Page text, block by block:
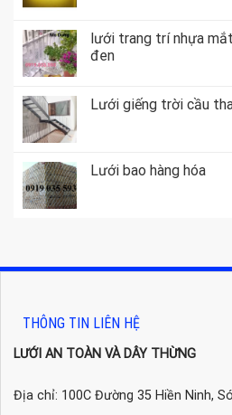
lưới trang trí nhựa
đen
Lưới giếng trời cầu
Lưới bao hàng hóa
THÔNG TIN LIÊN HỆ
LƯỚI AN TOÀN VÀ DÂY THỪNG
Địa chỉ: 100C Đường 35 Hiền Ninh,